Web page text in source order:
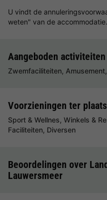
U vindt de
weten" van de accommodatie.
Aangeboden
Zwemfaciliteiten,
Voorzieningen ter
Sport & Wellnes, Winkels &
Faciliteiten, Diversen
Beoordelingen over
Lauwersmeer